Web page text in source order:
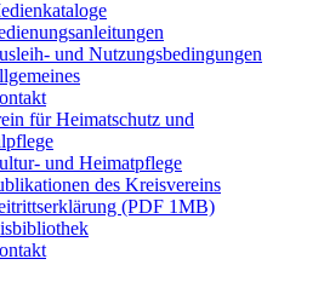
und Nutzungsbedingungen
für Heimatschutz und
und Heimatpflege
des Kreisvereins
(PDF 1MB)